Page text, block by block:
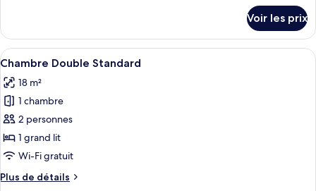
le
type
de
Chambre
Simple
Standard
Voir les prix
Afficher
toutes
les
photos
pour
ce
type
chambre :
Une chambre d’hôtel avec un lit, un
10
Chambre Double Standard
18 m²
1 chambre
2 personnes
1 grand lit
Wi-Fi gratuit
Plus de détails
Plus